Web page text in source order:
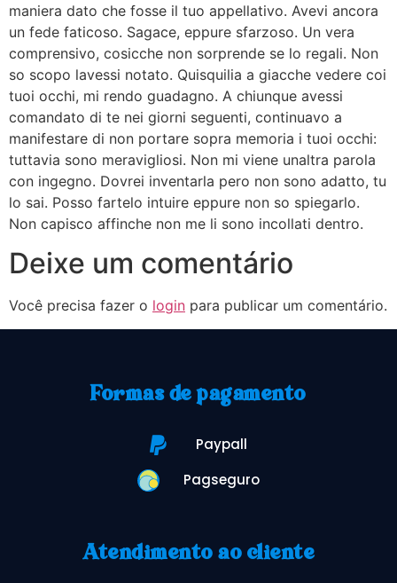
maniera dato che fosse il tuo appellativo. Avevi ancora
un fede faticoso. Sagace, eppure sfarzoso. Un vera
comprensivo, cosicche non sorprende se lo regali. Non
so scopo lavessi notato. Quisquilia a giacche vedere coi
tuoi occhi, mi rendo guadagno. A chiunque avessi
comandato di te nei giorni seguenti, continuavo a
manifestare di non portare sopra memoria i tuoi occhi:
tuttavia sono meravigliosi. Non mi viene unaltra parola
con ingegno. Dovrei inventarla pero non sono adatto, tu
lo sai. Posso fartelo intuire eppure non so spiegarlo.
Non capisco affinche non me li sono incollati dentro.
Deixe um comentário
Você precisa fazer o login para publicar um comentário.
Formas de pagamento
Paypall
Pagseguro
Atendimento ao cliente